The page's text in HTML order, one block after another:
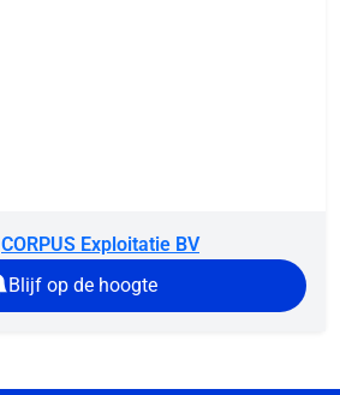
CORPUS Exploitatie BV
Blijf op de hoogte